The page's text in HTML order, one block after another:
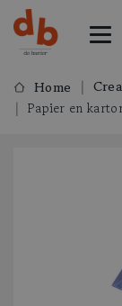
Home
Papier en